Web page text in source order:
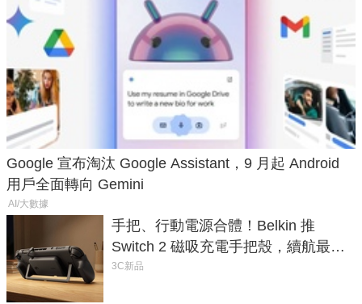
Google 宣布淘汰 Google Assistant，9 月起 Android
用戶全面轉向 Gemini
AI/大數據
手把、行動電源合體！Belkin 推
Switch 2 磁吸充電手把殼，續航最高
延長 1.5 倍
3C新品